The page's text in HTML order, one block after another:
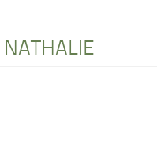
NATHALIE